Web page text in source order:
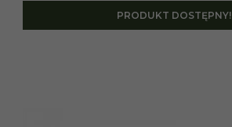
PRODUKT DOSTĘPNY!